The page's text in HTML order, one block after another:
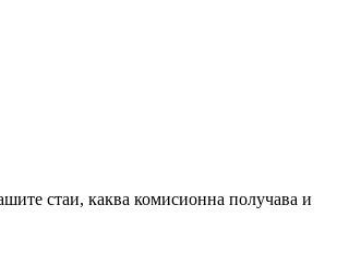
стаи, каква комисионна получава и